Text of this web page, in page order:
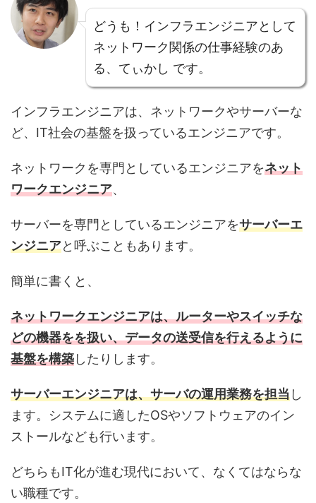
どうも！インフラエンジニアとして
ネットワーク関係の仕事経験のあ
る、てぃかし です。
インフラエンジニアは、ネットワークやサーバーな
ど、IT社会の基盤を扱っているエンジニアです。
ネットワークを専門としているエンジニアをネット
ワークエンジニア、
サーバーを専門としているエンジニアをサーバーエ
ンジニアと呼ぶこともあります。
簡単に書くと、
ネットワークエンジニアは、ルーターやスイッチな
どの機器をを扱い、データの送受信を行えるように
基盤を構築したりします。
サーバーエンジニアは、サーバの運用業務を担当し
ます。システムに適したOSやソフトウェアのイン
ストールなども行います。
どちらもIT化が進む現代において、なくてはならな
い職種です。